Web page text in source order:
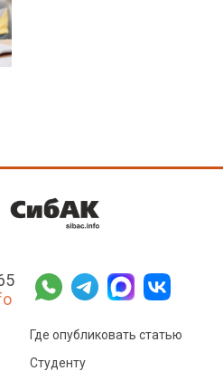
Где опубликовать статью
Студенту